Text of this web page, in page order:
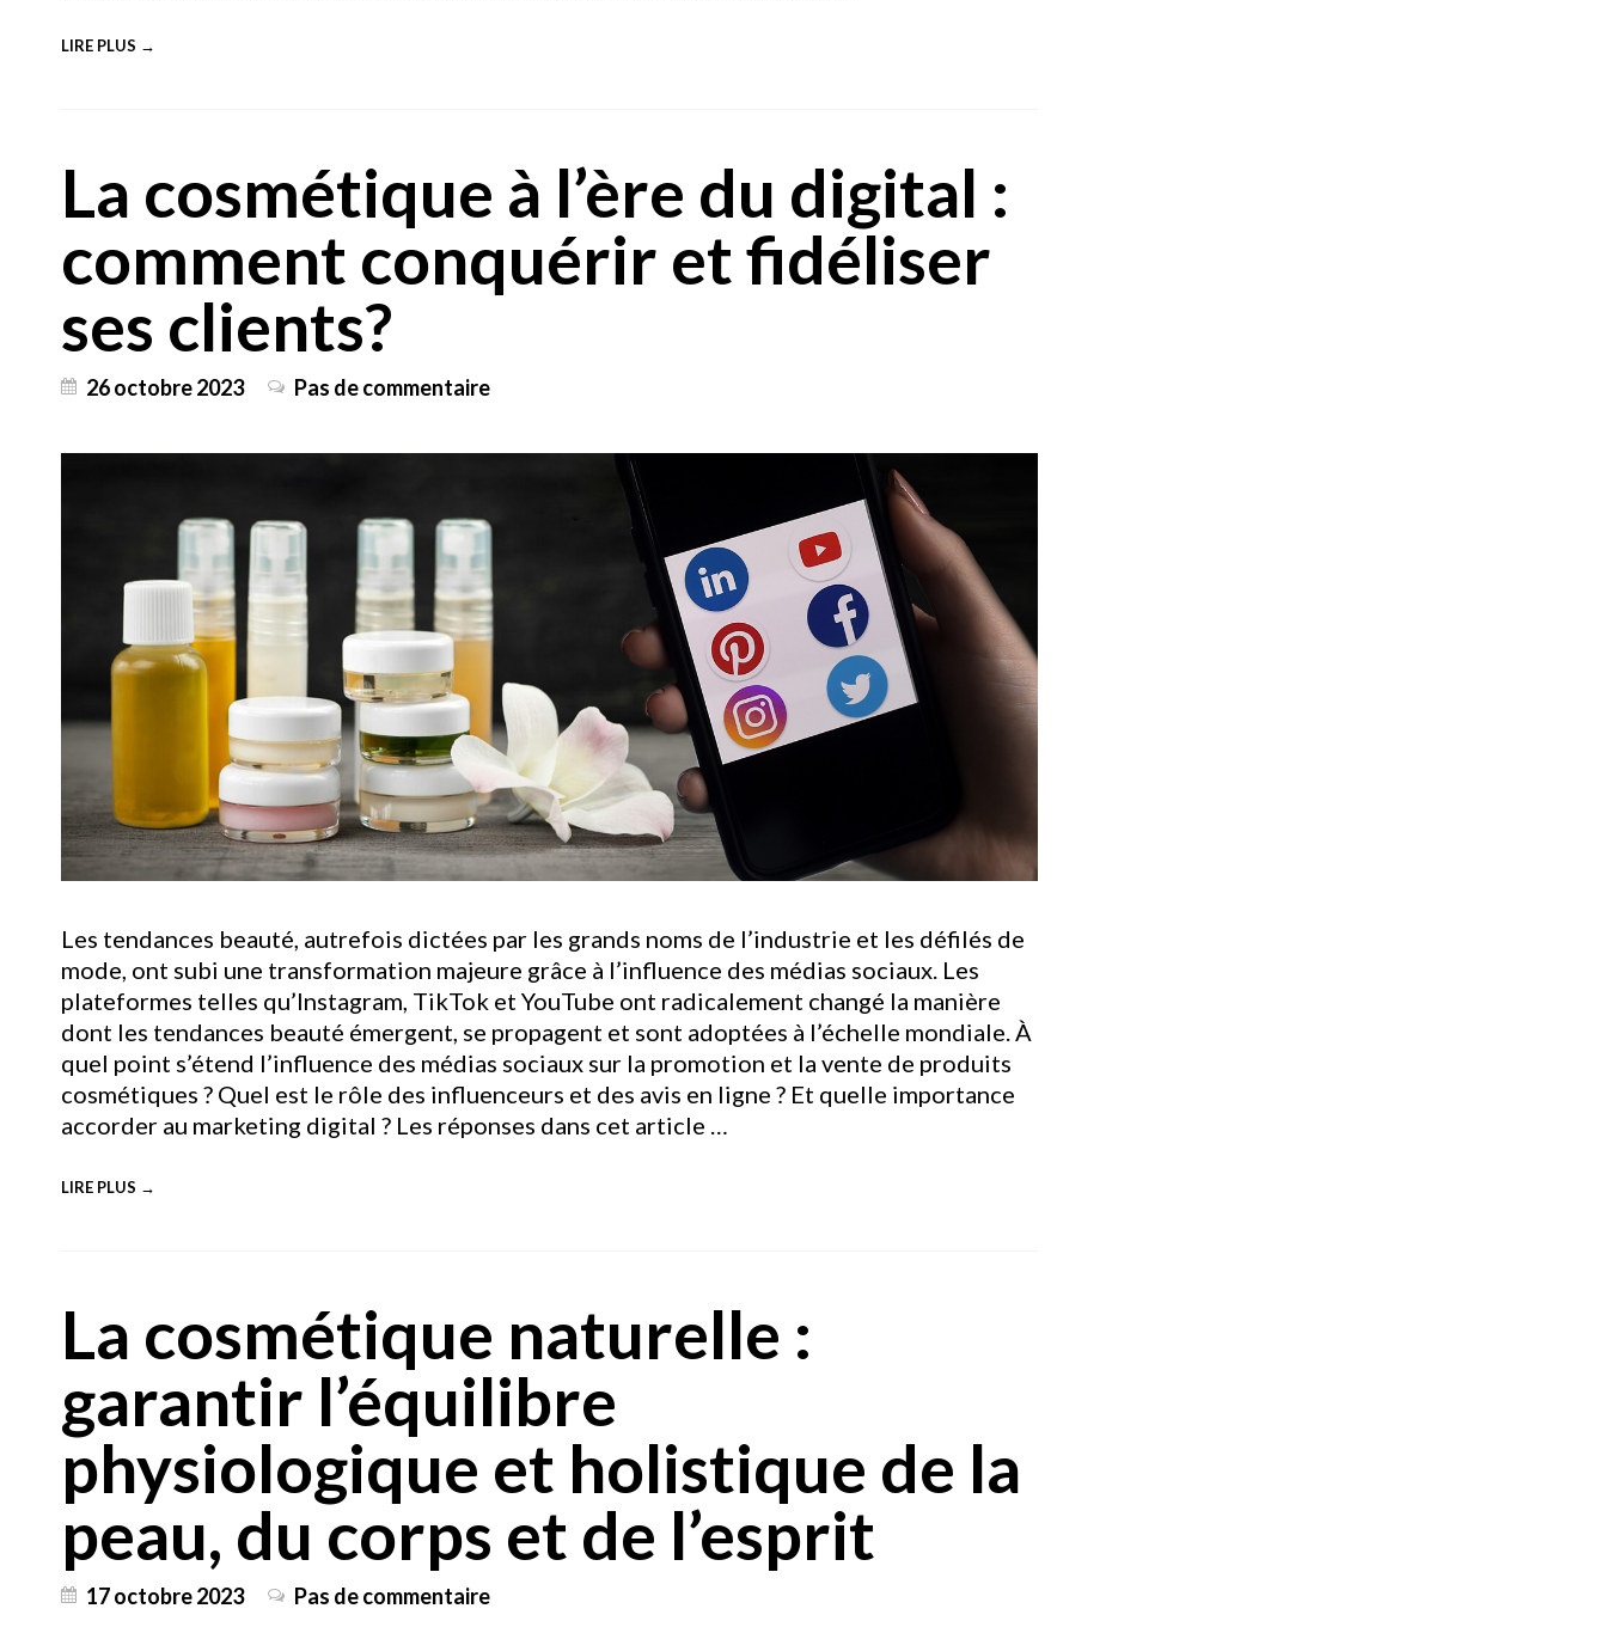
LIRE PLUS →
La cosmétique à l’ère du digital :
comment conquérir et fidéliser
ses clients?
26 octobre 2023 Pas de commentaire
Les tendances beauté, autrefois dictées par les grands noms de l’industrie et les défilés de
mode, ont subi une transformation majeure grâce à l’influence des médias sociaux. Les
plateformes telles qu’Instagram, TikTok et YouTube ont radicalement changé la manière
dont les tendances beauté émergent, se propagent et sont adoptées à l’échelle mondiale. À
quel point s’étend l’influence des médias sociaux sur la promotion et la vente de produits
cosmétiques ? Quel est le rôle des influenceurs et des avis en ligne ? Et quelle importance
accorder au marketing digital ? Les réponses dans cet article …
LIRE PLUS →
La cosmétique naturelle :
garantir l’équilibre
physiologique et holistique de la
peau, du corps et de l’esprit
17 octobre 2023 Pas de commentaire